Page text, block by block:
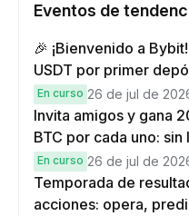
Eventos de
🎉 ¡Bienvenido a
USDT por primer
hasta 9,999 USDT en
recompensas
En curso 26 de jul de
Invita amigos y gana
BTC por cada uno: sin
En curso 26 de jul de
Temporada de
acciones: opera,